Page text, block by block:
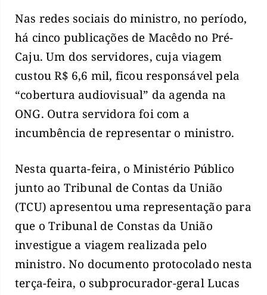
Nas redes sociais do ministro, no período,
há cinco publicações de Macêdo no Pré-
Caju. Um dos servidores, cuja viagem
custou R$ 6,6 mil, ficou responsável pela
“cobertura audiovisual” da agenda na
ONG. Outra servidora foi com a
incumbência de representar o ministro.
Nesta quarta-feira, o Ministério Público
junto ao Tribunal de Contas da União
(TCU) apresentou uma representação para
que o Tribunal de Constas da União
investigue a viagem realizada pelo
ministro. No documento protocolado nesta
terça-feira, o subprocurador-geral Lucas